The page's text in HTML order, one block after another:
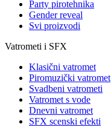
Party pirotehnika
Gender reveal
Svi proizvodi
Vatrometi i SFX
Klasični vatromet
Piromuzički vatromet
Svadbeni vatrometi
Vatromet s vode
Dnevni vatromet
SFX scenski efekti